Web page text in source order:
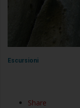
Escursioni
Share